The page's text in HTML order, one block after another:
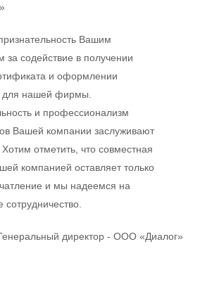
Вашим
за содействие в получении
и оформлении
для нашей фирмы.
и профессионализм
Вашей компании заслуживают
отметить, что совместная
компанией оставляет только
и мы надеемся на
директор - ООО «Диалог»